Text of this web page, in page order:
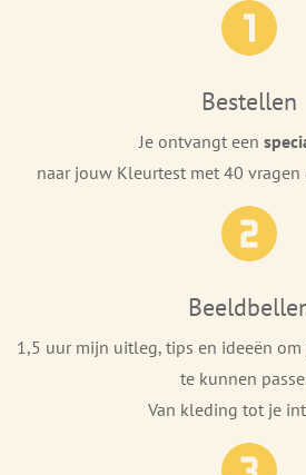
Bestellen
Je ontvangt een
naar jouw Kleurtest met 40
1,5 uur mijn uitleg, tips en ideeën
te kunnen
Van kleding tot je